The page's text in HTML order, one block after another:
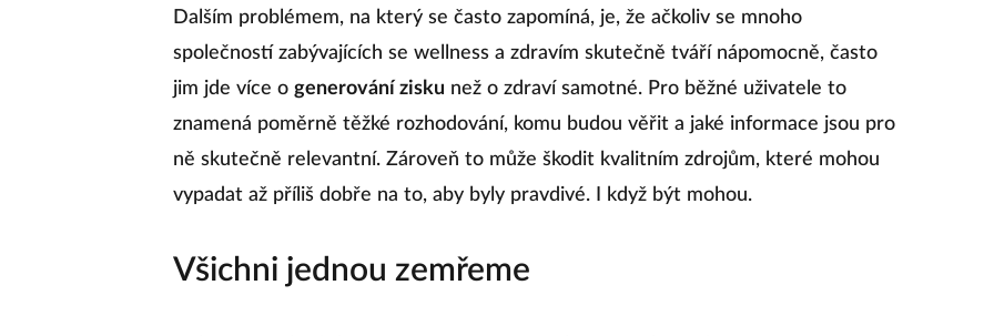
Dalším problémem, na který se často zapomíná, je, že ačkoliv se mnoho
společností zabývajících se wellness a zdravím skutečně tváří nápomocně, často
jim jde více o generování zisku než o zdraví samotné. Pro běžné uživatele to
znamená poměrně těžké rozhodování, komu budou věřit a jaké informace jsou pro
ně skutečně relevantní. Zároveň to může škodit kvalitním zdrojům, které mohou
vypadat až příliš dobře na to, aby byly pravdivé. I když být mohou.
Všichni jednou zemřeme